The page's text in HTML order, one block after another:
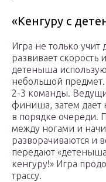
«Кенгуру с
Игра не только учит
развивает скорость
детеныша
небольшой предмет.
2-3 команды.
финиша, затем дает
в порядке очереди.
между ногами и
разворачиваются и
передают
кенгуру!» Игра
трассу.